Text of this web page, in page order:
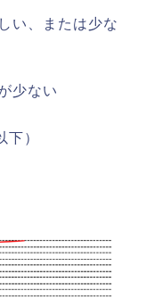
い、または少な
少ない
）